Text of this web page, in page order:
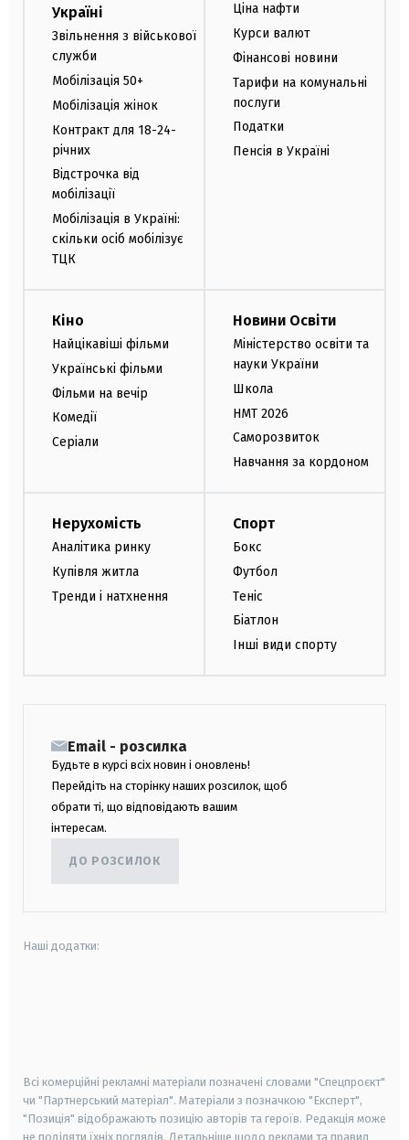
Україні
Звільнення з військової
служби
Мобілізація 50+
Мобілізація жінок
Контракт для 18-24-
річних
Відстрочка від
мобілізації
Мобілізація в Україні:
скільки осіб мобілізує
ТЦК
Ціна нафти
Курси валют
Фінансові новини
Тарифи на комунальні
послуги
Податки
Пенсія в Україні
Кіно
Найцікавіші фільми
Українські фільми
Фільми на вечір
Комедії
Серіали
Новини Освіти
Міністерство освіти та
науки України
Школа
НМТ 2026
Саморозвиток
Навчання за кордоном
Нерухомість
Аналітика ринку
Купівля житла
Тренди і натхнення
Спорт
Бокс
Футбол
Теніс
Біатлон
Інші види спорту
Email - розсилка
Будьте в курсі всіх новин і оновлень!
Перейдіть на сторінку наших розсилок, щоб
обрати ті, що відповідають вашим
інтересам.
ДО РОЗСИЛОК
Наші додатки:
Всі комерційні рекламні матеріали позначені словами "Спецпроєкт"
чи "Партнерський матеріал". Матеріали з позначкою "Експерт",
"Позиція" відображають позицію авторів та героїв. Редакція може
не поділяти їхніх поглядів. Детальніше щодо реклами та правил